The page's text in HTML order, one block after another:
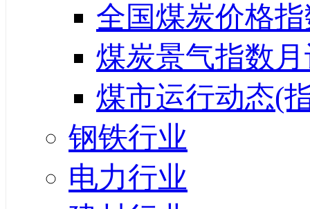
全国煤炭价格
煤炭景气指数
煤市运行动态(
钢铁行业
电力行业